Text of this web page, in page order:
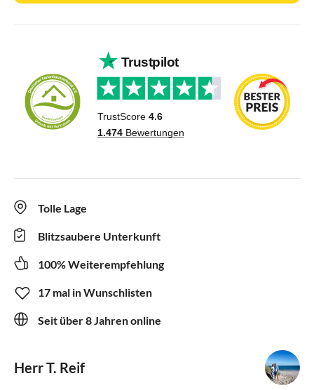
Tolle Lage
Blitzsaubere Unterkunft
100% Weiterempfehlung
17 mal in Wunschlisten
Seit über 8 Jahren online
Herr T. Reif